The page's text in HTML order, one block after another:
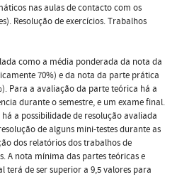
nas aulas de contacto com os
Resolução de exercícios. Trabalhos
como a média ponderada da nota da
70%) e da nota da parte prática
Para a avaliação da parte teórica há a
durante o semestre, e um exame final.
a possibilidade de resolução avaliada
de alguns mini-testes durante as
dos relatórios dos trabalhos de
A nota mínima das partes teóricas e
terá de ser superior a 9,5 valores para